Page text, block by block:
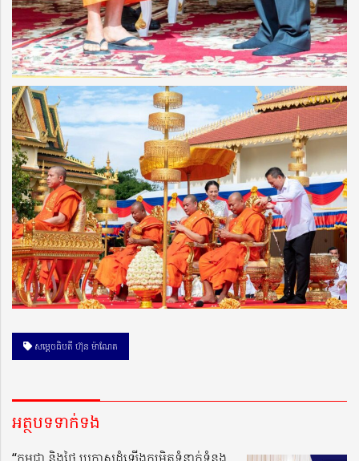
សម្ដេចធិបតី ហ៊ុន ម៉ាណែត
អត្ថបទទាក់ទង